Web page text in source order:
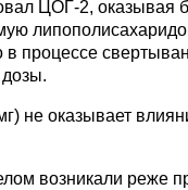
ЦОГ-2, оказывая
процессе
не оказывает
возникали реже